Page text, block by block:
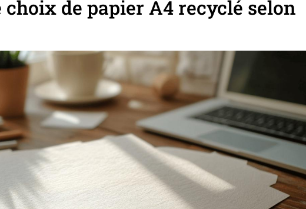
de papier A4 recyclé selon